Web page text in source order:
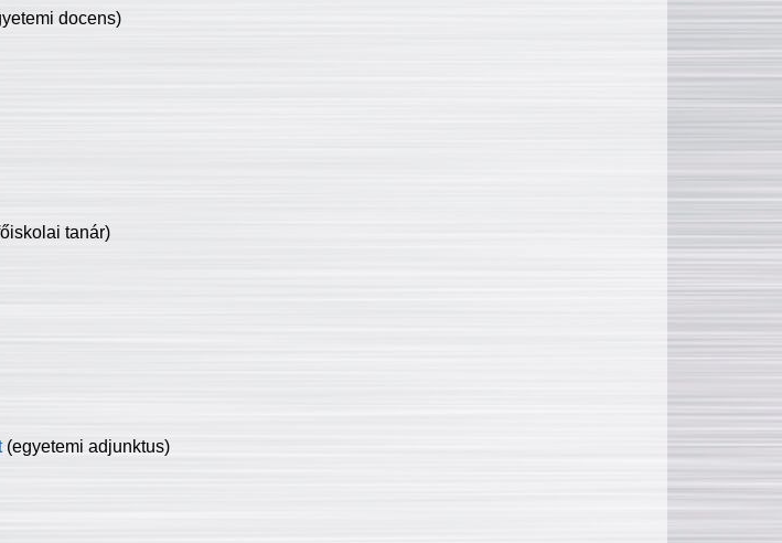
docens)
tanár)
(egyetemi adjunktus)